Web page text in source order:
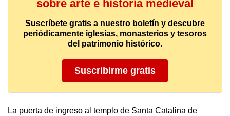
sobre arte e historia medieval
Suscríbete gratis a nuestro boletín y descubre
periódicamente iglesias, monasterios y tesoros
del patrimonio histórico.
Suscribirme gratis
La puerta de ingreso al templo de Santa Catalina de